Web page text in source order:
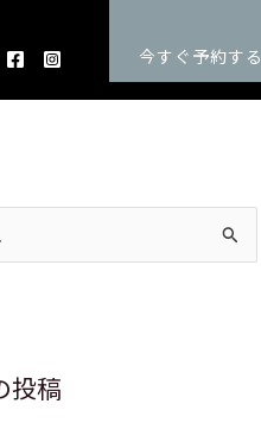
今すぐ予約する
投稿